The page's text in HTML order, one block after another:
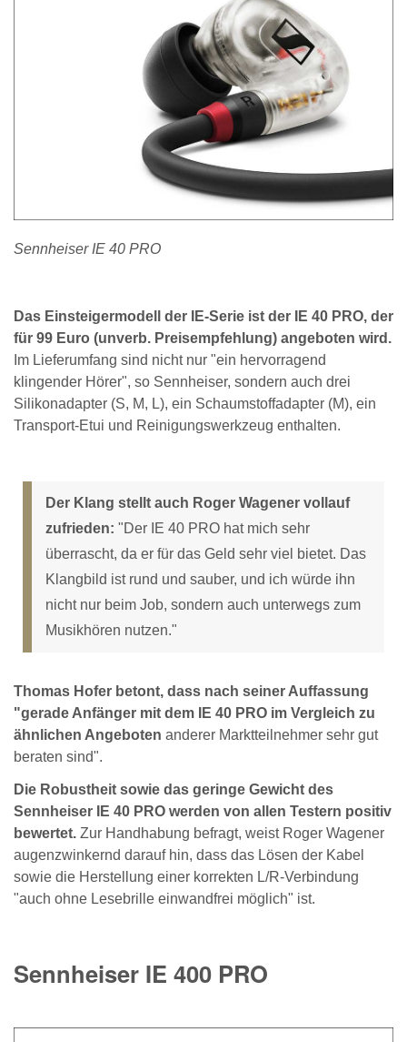
Sennheiser IE 40 PRO
Das Einsteigermodell der IE-Serie ist der IE 40 PRO, der
für 99 Euro (unverb. Preisempfehlung) angeboten wird.
Im Lieferumfang sind nicht nur "ein hervorragend
klingender Hörer", so Sennheiser, sondern auch drei
Silikonadapter (S, M, L), ein Schaumstoffadapter (M), ein
Transport-Etui und Reinigungswerkzeug enthalten.
Der Klang stellt auch Roger Wagener vollauf
zufrieden: "Der IE 40 PRO hat mich sehr
überrascht, da er für das Geld sehr viel bietet. Das
Klangbild ist rund und sauber, und ich würde ihn
nicht nur beim Job, sondern auch unterwegs zum
Musikhören nutzen."
Thomas Hofer betont, dass nach seiner Auffassung
"gerade Anfänger mit dem IE 40 PRO im Vergleich zu
ähnlichen Angeboten anderer Marktteilnehmer sehr gut
beraten sind".
Die Robustheit sowie das geringe Gewicht des
Sennheiser IE 40 PRO werden von allen Testern positiv
bewertet. Zur Handhabung befragt, weist Roger Wagener
augenzwinkernd darauf hin, dass das Lösen der Kabel
sowie die Herstellung einer korrekten L/R-Verbindung
"auch ohne Lesebrille einwandfrei möglich" ist.
Sennheiser IE 400 PRO